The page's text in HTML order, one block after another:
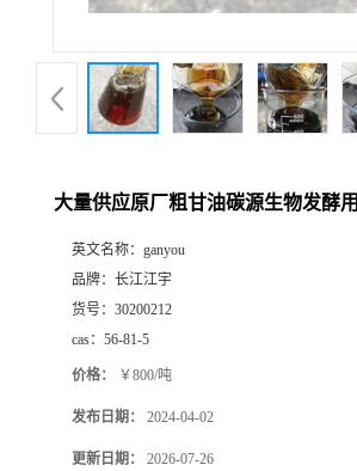
大量供应原厂粗甘油碳源生物发酵用
英文名称： ganyou
品牌： 长江江宇
货号： 30200212
cas： 56-81-5
价格： ￥800/吨
发布日期： 2024-04-02
更新日期： 2026-07-26